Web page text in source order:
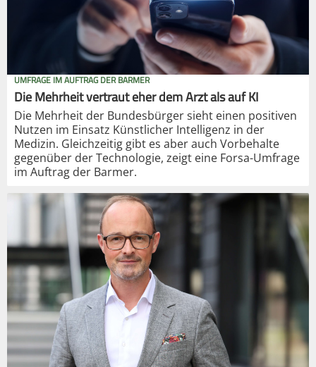
UMFRAGE IM AUFTRAG DER BARMER
Die Mehrheit vertraut eher dem Arzt als auf KI
Die Mehrheit der Bundesbürger sieht einen positiven
Nutzen im Einsatz Künstlicher Intelligenz in der
Medizin. Gleichzeitig gibt es aber auch Vorbehalte
gegenüber der Technologie, zeigt eine Forsa-Umfrage
im Auftrag der Barmer.